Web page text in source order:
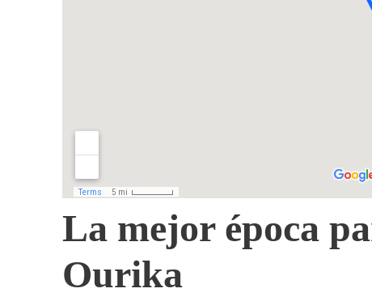
La mejor época
Ourika